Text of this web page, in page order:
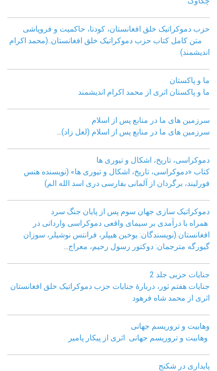
حزب دموکراتیک خلق افغانستان، کودتا، حاکمیت و فروپاشی
متن کامل کتاب حزب دموکراتیک خلق افغانستان..(محمد اکرام
اندیشمند)
ما و پاکستان
ما و پاکستان اثری از محمد اکرام اندیشمند
سرزمین های ما در منابع پس از اسلام
سرزمین های ما در منابع پس از اسلام (لعل زاد)
دموکراسی، تاريخ، اشکال و تيوری ها
کتاب «دموکراسی، تاريخ، اشکال و تيوری ها» (نويسنده هنس
فورليند، برگردان از آلمانی بفارسی دری اسد الله الم)
دموکراتیک سازی جهان سوم پس از پایان جنگ سرد
همراه با درآمدی بر سیمای واقعی دموکراسی وارداتی در
افغانستان (نویسندگان: یوخین هیپلر، فرانتس نوشیلر، سوزان
گیورگه مترجمان: دوکتور رسول رحیم، معراج
جنایات حزبی جلد 2
جنایات هفتم ثور، دربارۀ جنایات حزب دموکراتیک خلق افغانستان
اثری از محمد شاه فرهود
وهابیت و تروریسم جهانی
وهابیت و تروریسم جهانی اثری از پیکار پامیر
پایداری در شکنج